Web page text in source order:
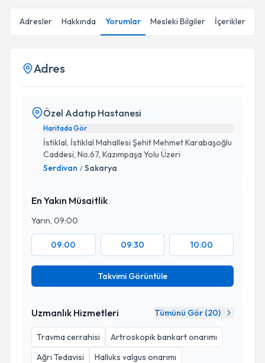
Adresler Hakkında Yorumlar Mesleki Bilgiler İçerikler
Adres
Özel Adatıp Hastanesi
Haritada Gör
İstiklal, İstiklal Mahallesi Şehit Mehmet Karabaşoğlu
Caddesi, No.67, Kazımpaşa Yolu Üzeri
Serdivan / Sakarya
En Yakın Müsaitlik
Yarın, 09:00
09:00 09:30 10:00
Takvimi Görüntüle
Uzmanlık Hizmetleri Tümünü Gör (20)
Travma cerrahisi
Artroskopik bankart onarımı
Ağrı Tedavisi
Halluks valgus onarımı